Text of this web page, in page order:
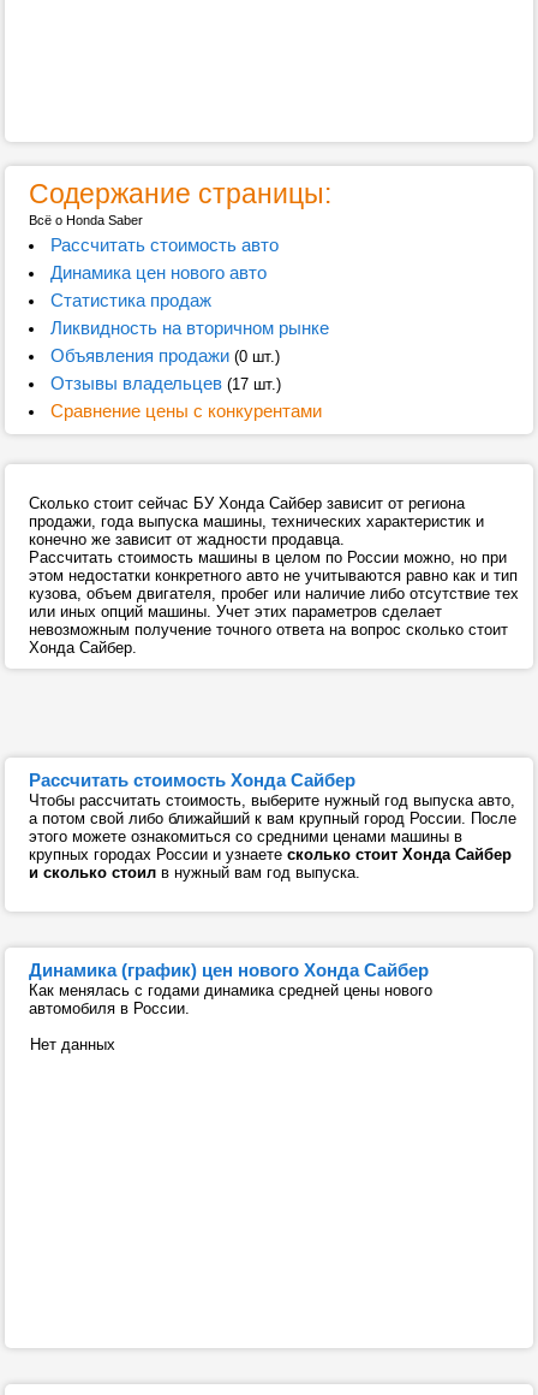
Содержание страницы:
Всё о Honda Saber
Рассчитать стоимость авто
Динамика цен нового авто
Статистика продаж
Ликвидность на вторичном рынке
Объявления продажи(0 шт.)
Отзывы владельцев(17 шт.)
Сравнение цены с конкурентами
Сколько стоит сейчас БУ Хонда Сайбер зависит от региона
продажи, года выпуска машины, технических характеристик и
конечно же зависит от жадности продавца.
Рассчитать стоимость машины в целом по России можно, но при
этом недостатки конкретного авто не учитываются равно как и тип
кузова, объем двигателя, пробег или наличие либо отсутствие тех
или иных опций машины. Учет этих параметров сделает
невозможным получение точного ответа на вопрос сколько стоит
Хонда Сайбер.
Рассчитать стоимость Хонда Сайбер
Чтобы рассчитать стоимость, выберите нужный год выпуска авто,
а потом свой либо ближайший к вам крупный город России. После
этого можете ознакомиться со средними ценами машины в
крупных городах России и узнаете сколько стоит Хонда Сайбер
и сколько стоил в нужный вам год выпуска.
Динамика (график) цен нового Хонда Сайбер
Как менялась с годами динамика средней цены нового
автомобиля в России.
Нет данных